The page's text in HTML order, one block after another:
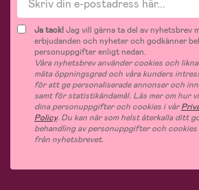
Ja tack!Jag vill gärna ta del av nyhetsbrev
erbjudanden och nyheter och godkänner
personuppgifter enligt nedan.
Våra nyhetsbrev använder cookies och
mäta öppningsgrad och våra kunders
för att ge personaliserade annonser och
samt för statistikändamål. Läs mer om hur
dina personuppgifter och cookies i vår
Policy. Du kan när som helst återkalla ditt
behandling av personuppgifter och cookies
från nyhetsbrevet.